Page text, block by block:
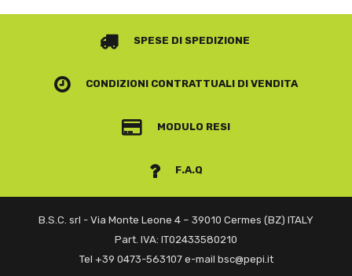
SPESE DI SPEDIZIONE
CONDIZIONI CONTRATTUALIDI VENDITA
MODULO RESI
F.A.Q
B.S.C. srl - Via Monte Leone 4 – 39010 Cermes (BZ) ITALY
Part. IVA: IT02433580210
Tel +39 0473-563107 e-mail bsc@pepi.it